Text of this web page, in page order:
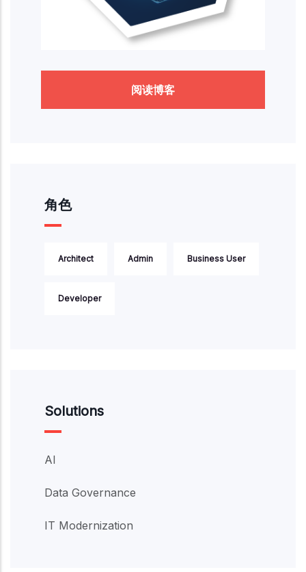
阅读博客
角色
Architect Admin Business User
Developer
Solutions
AI
Data Governance
IT Modernization